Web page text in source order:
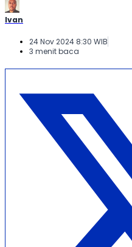
Ivan
24 Nov 2024 8:30 WIB
3 menit baca